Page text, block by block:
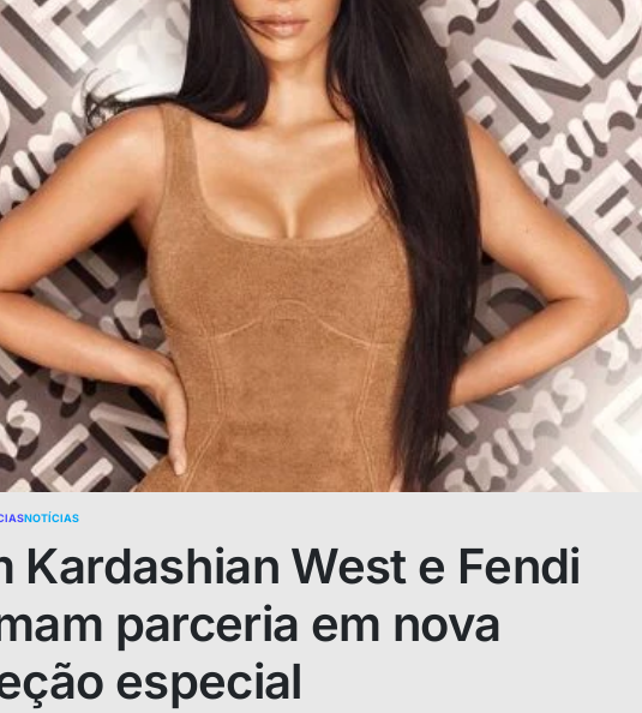
NOTÍCIAS
Kardashian West e Fendi
parceria em nova
especial